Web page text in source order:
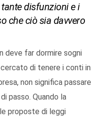
disfunzioni e i
che ciò sia davvero
deve far dormire sogni
cercato di tenere i conti in
non significa passare
passo. Quando la
proposte di leggi